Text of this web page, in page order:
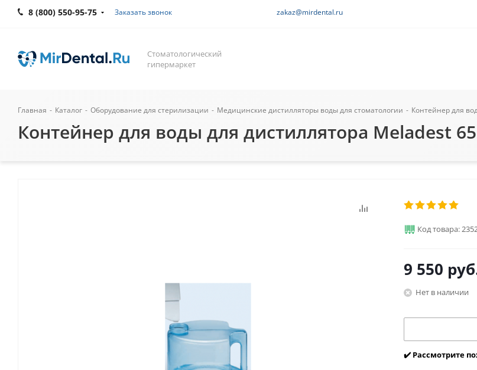
8 (800) 550-95-75 Заказать звонок zakaz@mirdental.ru
Стоматологический
гипермаркет
Главная - Каталог - Оборудование для стерилизации - Медицинские дистилляторы воды для стоматологии - Контейнер для
Контейнер для воды для дистиллятора Meladest 65
Код товара:
9 550
Нет в наличии
✔️ Рассмотрите